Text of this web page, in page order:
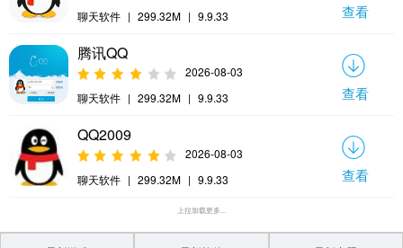
聊天软件 | 299.32M | 9.9.33 查看
腾讯QQ
2026-08-03
聊天软件 | 299.32M | 9.9.33 查看
QQ2009
2026-08-03
聊天软件 | 299.32M | 9.9.33 查看
上拉加载更多...